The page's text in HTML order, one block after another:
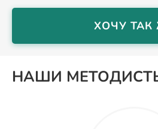
ХОЧУ ТАК
НАШИ